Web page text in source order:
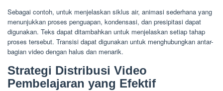
Sebagai contoh, untuk menjelaskan siklus air, animasi sederhana yang
menunjukkan proses penguapan, kondensasi, dan presipitasi dapat
digunakan. Teks dapat ditambahkan untuk menjelaskan setiap tahap
proses tersebut. Transisi dapat digunakan untuk menghubungkan antar-
bagian video dengan halus dan menarik.
Strategi Distribusi Video
Pembelajaran yang Efektif